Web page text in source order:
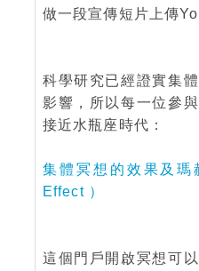
做一段宣傳短片上傳
科學研究已經證實集
影響，所以每一位參
接近水瓶座時代：
集體冥想的效果及瑪
Effect ）
這個門戶開啟冥想可